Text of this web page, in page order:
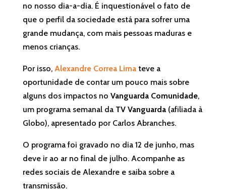
no nosso dia-a-dia. É inquestionável o fato de
que o perfil da sociedade está para sofrer uma
grande mudança, com mais pessoas maduras e
menos crianças.
Por isso, Alexandre Correa Limateve a
oportunidade de contar um pouco mais sobre
alguns dos impactos no Vanguarda Comunidade,
um programa semanal da TV Vanguarda(afiliada à
Globo), apresentado por Carlos Abranches.
O programa foi gravado no dia 12 de junho, mas
deve ir ao ar no final de julho. Acompanhe as
redes sociais de Alexandre e saiba sobre a
transmissão.